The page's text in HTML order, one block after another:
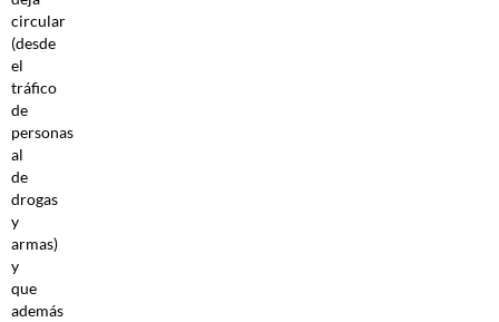
circular
(desde
el
tráfico
de
personas
al
de
drogas
y
armas)
y
que
además